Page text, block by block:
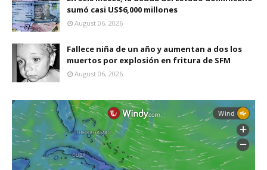
sumó casi US$6,000 millones
August 06, 2026
Fallece niña de un año y aumentan a dos los
muertos por explosión en fritura de SFM
August 06, 2026